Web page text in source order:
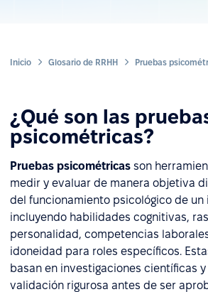
Inicio Glosario de RRHH Pruebas
¿Qué son las
psicométricas?
Pruebas psicométricas son
medir y evaluar de manera objetiva
del funcionamiento psicológico de un
incluyendo habilidades cognitivas,
personalidad, competencias
idoneidad para roles específicos.
basan en investigaciones científicas
validación rigurosa antes de ser